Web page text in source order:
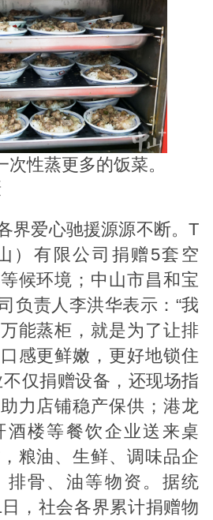
次性蒸更多的饭菜。
界爱心驰援源源不断。T
）有限公司捐赠5套空
候环境；中山市昌和宝
负责人李洪华表示：“我
能蒸柜，就是为了让排
感更鲜嫩，更好地锁住
不仅捐赠设备，还现场指
力店铺稳产保供；港龙
酒楼等餐饮企业送来桌
粮油、生鲜、调味品企
排骨、油等物资。据统
，社会各界累计捐赠物